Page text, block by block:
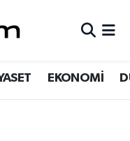
EKONOMİ